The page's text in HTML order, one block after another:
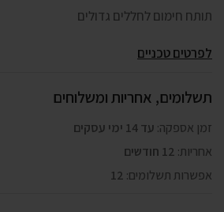
תותח חימום לחללים גדולים
לפרטים טכניים
תשלומים, אחריות ומשלוחים
זמן אספקה: עד 14 ימי עסקים
אחריות: 12 חודשים
אפשרות תשלומים: 12